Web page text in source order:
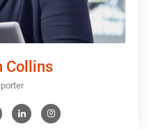
Collins